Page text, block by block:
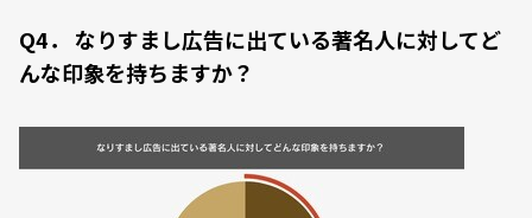
Q4． なりすまし広告に出ている著名人に対してど
んな印象を持ちますか？